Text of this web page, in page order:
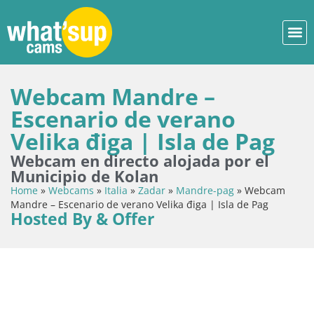
Webcam Mandre –
Escenario de verano
Velika điga | Isla de Pag
Webcam en directo alojada por el
Municipio de Kolan
Home » Webcams » Italia » Zadar » Mandre-pag » Webcam
Mandre – Escenario de verano Velika điga | Isla de Pag
Hosted By & Offer